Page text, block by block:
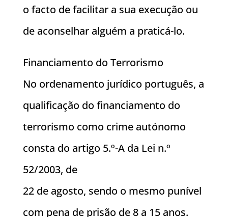
o facto de facilitar a sua execução ou
de aconselhar alguém a praticá-lo.
Financiamento do Terrorismo
No ordenamento jurídico português, a
qualificação do financiamento do
terrorismo como crime autónomo
consta do artigo 5.º-A da Lei n.º
52/2003, de
22 de agosto, sendo o mesmo punível
com pena de prisão de 8 a 15 anos.